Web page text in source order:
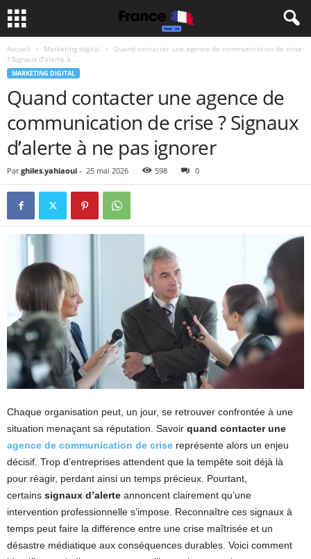
Accueil Marketing digital
Quand contacter une agence de communication de crise
? Signaux d’alerte à...
MARKETING DIGITAL
Quand contacter une agence de
communication de crise ? Signaux
d’alerte à ne pas ignorer
Par ghiles.yahiaoui - 25 mai 2026 598 0
Chaque organisation peut, un jour, se retrouver confrontée à une
situation menaçant sa réputation. Savoir quand contacter une
agence de communication de crise représente alors un enjeu
décisif. Trop d’entreprises attendent que la tempête soit déjà là
pour réagir, perdant ainsi un temps précieux. Pourtant,
certains signaux d’alerte annoncent clairement qu’une
intervention professionnelle s’impose. Reconnaître ces signaux à
temps peut faire la différence entre une crise maîtrisée et un
désastre médiatique aux conséquences durables. Voici comment